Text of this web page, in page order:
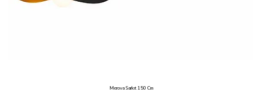
Merova Sarkıt 150 Cm